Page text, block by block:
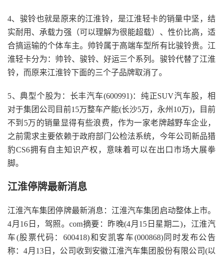
4、骏铃也就是原来的江淮铃，是江淮轻卡的销量中坚，结
实耐用、承载力强（可以理解为很能超载）、性价比高，适
合搞运输的个体车主。帅铃属于高端车型所有比骏铃贵。江
淮轻卡分为：帅铃、骏铃、好运三个系列。骏铃代替了江淮
铃，而原来江淮铃下面的三个子品牌取消了。
5、典型个股为：长丰汽车(600991)：纯正SUV汽车股，相
对于集团公司目前15万整车产能(长沙5万，永州10万)，目前
不到5万的销量显得有些浪费，作为一家老牌越野车企业，
之前需求主要依赖于政府部门公检法系统，今年公司新品猎
豹CS6拥有自主知识产权，意味着可以在出口市场大展拳
脚。
江淮停牌最新消息
江淮汽车集团停牌最新消息：江淮汽车集团启动整体上市。
4月16日，驾照。com摘要：昨晚(4月15日星期二)，江淮汽
车(股票代码：600418)和安凯客车(000868)同时发布公告
称：4月13日，公司收到安徽江淮汽车集团股份有限公司(以